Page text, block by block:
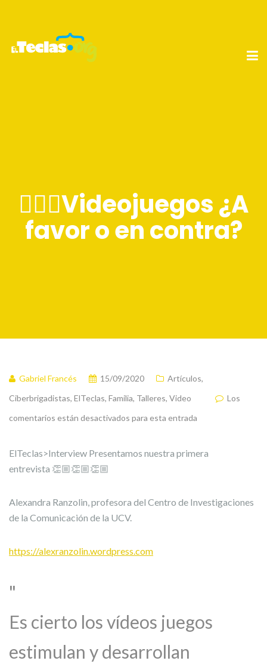
🤷🏻‍♀️Videojuegos ¿A
favor o en contra?
Gabriel Francés 15/09/2020 Artículos,
Ciberbrigadistas, ElTeclas, Familia, Talleres, Video
Los
comentarios están desactivados para esta entrada
ElTeclas>Interview Presentamos nuestra primera
entrevista 👏🏼👏🏼👏🏼
Alexandra Ranzolin, profesora del Centro de Investigaciones
de la Comunicación de la UCV.
https://alexranzolin.wordpress.com
Es cierto los vídeos juegos
estimulan y desarrollan